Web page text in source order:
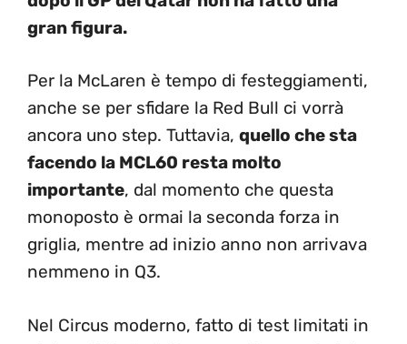
gran figura.
Per la McLaren è tempo di festeggiamenti,
anche se per sfidare la Red Bull ci vorrà
ancora uno step. Tuttavia, quello che sta
facendo la MCL60 resta molto
importante, dal momento che questa
monoposto è ormai la seconda forza in
griglia, mentre ad inizio anno non arrivava
nemmeno in Q3.
Nel Circus moderno, fatto di test limitati in